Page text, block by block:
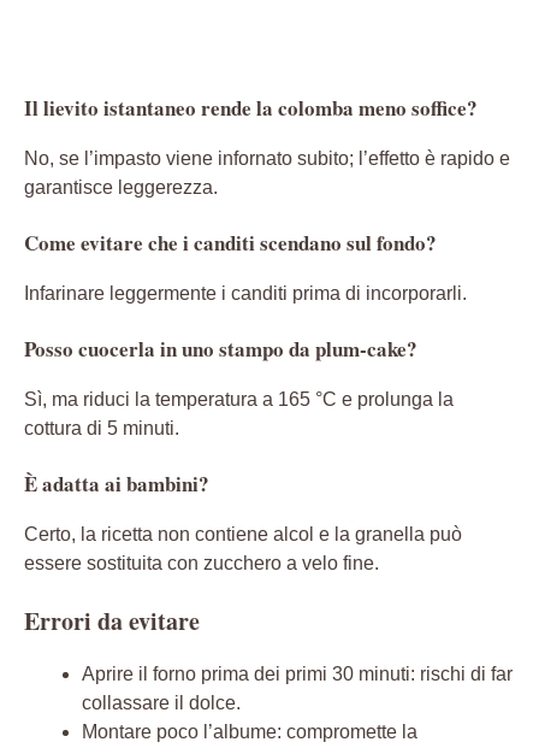
Il lievito istantaneo rende la colomba meno soffice?
No, se l’impasto viene infornato subito; l’effetto è rapido e
garantisce leggerezza.
Come evitare che i canditi scendano sul fondo?
Infarinare leggermente i canditi prima di incorporarli.
Posso cuocerla in uno stampo da plum‑cake?
Sì, ma riduci la temperatura a 165 °C e prolunga la
cottura di 5 minuti.
È adatta ai bambini?
Certo, la ricetta non contiene alcol e la granella può
essere sostituita con zucchero a velo fine.
Errori da evitare
Aprire il forno prima dei primi 30 minuti: rischi di far
collassare il dolce.
Montare poco l’albume: compromette la